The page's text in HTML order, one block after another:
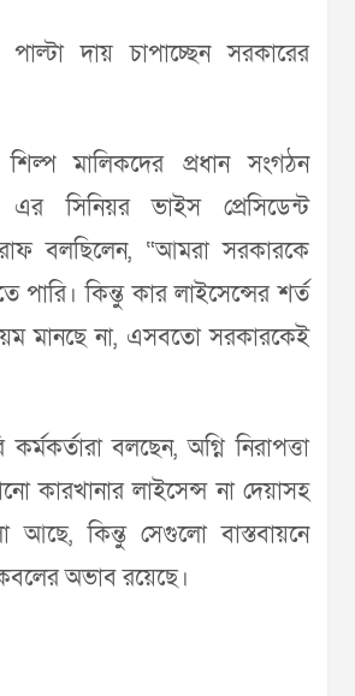
পাল্টা দায় চাপাচ্ছেন সরকারের
মালিকদের প্রধান সংগঠন
সিনিয়র ভাইস প্রেসিডেন্ট
বলছিলেন, “আমরা সরকারকে
পারি। কিন্তু কার লাইসেন্সের শর্ত
মানছে না, এসবতো সরকারকেই
বলছেন, অগ্নি নিরাপত্তা
কারখানার লাইসেন্স না দেয়াসহ
আছে, কিন্তু সেগুলো বাস্তবায়নে
অভাব রয়েছে।